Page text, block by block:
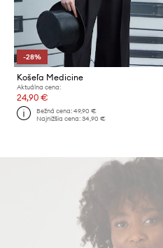
-28%
Košeľa Medicine
Aktuálna cena:
24,90 €
Bežná cena:49,90 €
Najnižšia cena:34,90 €